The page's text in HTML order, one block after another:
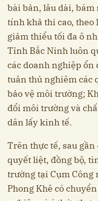
bài bản, lâu dài,
tính khả thi cao,
giảm thiểu tối đa ô
Tỉnh Bắc Ninh luôn
các doanh nghiệp
tuân thủ nghiêm các
bảo vệ môi trường;
đổi môi trường và
dân lấy kinh tế.
Trên thực tế, sau
quyết liệt, đồng bộ,
trường tại Cụm Công
Phong Khê có